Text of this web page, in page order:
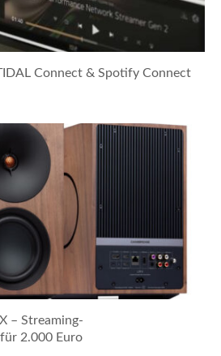
Connect & Spotify Connect
– Streaming-
2.000 Euro